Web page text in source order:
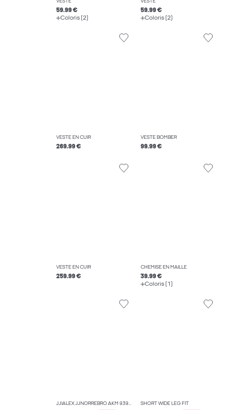
VESTE
59.99 €
Coloris (2)
VESTE
59.99 €
Coloris (2)
VESTE EN CUIR
269.99 €
VESTE BOMBER
99.99 €
VESTE EN CUIR
259.99 €
CHEMISE EN MAILLE
39.99 €
Coloris (1)
JJIALEX JJNORREBRO AKM 939 JEAN BAGGY FIT SHORT WIDE LEG FIT